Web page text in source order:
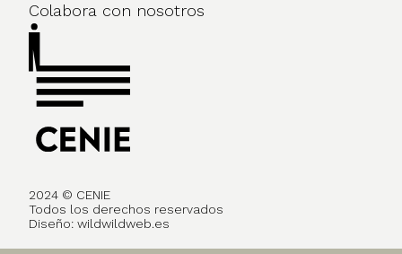
Colabora con nosotros
2024 © CENIE
Todos los derechos reservados
Diseño: wildwildweb.es